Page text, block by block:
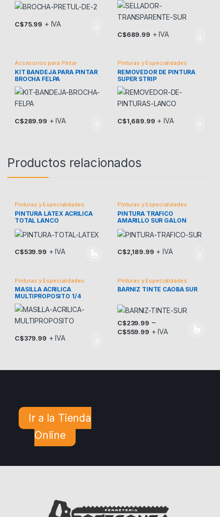
C$75.99 + IVA
C$689.99 + IVA
Accesorios para Pintar
KIT BANDEJA PARA PINTAR
BROCHA FELPA
C$289.99 + IVA
Pinturas y Especialidades
REMOVEDOR DE PINTURA
SUPER STRIP
C$1,689.99 + IVA
Productos relacionados
Pinturas y Especialidades
PINTURA LATEX ACRILICA
TOTAL LANCO
C$539.99 + IVA
Pinturas y Especialidades
PINTURA TRAFICO
AMARILLO SUR GALON
C$2,189.99 + IVA
Pinturas y Especialidades
MASILLA ACRILICA
MULTIPROPOSITO 1/4
C$379.99 + IVA
Pinturas y Especialidades
BARNIZ TINTE CAOBA SUR
C$239.99 –
C$559.99 + IVA
Este producto tiene múltiples
Ir a la Tienda
Online